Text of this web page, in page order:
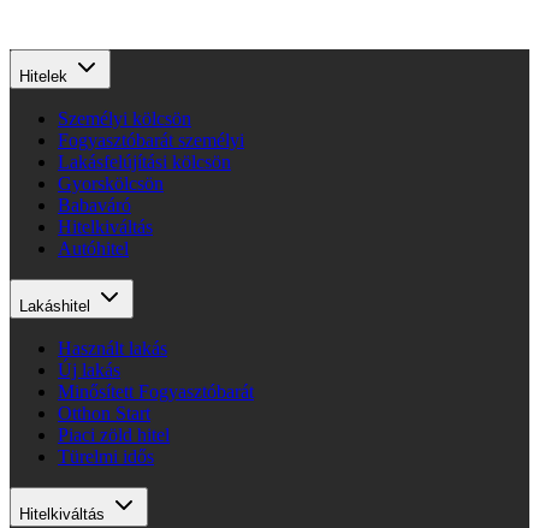
Hitelek
Személyi kölcsön
Fogyasztóbarát személyi
Lakásfelújítási kölcsön
Gyorskölcsön
Babaváró
Hitelkiváltás
Autóhitel
Lakáshitel
Használt lakás
Új lakás
Minősített Fogyasztóbarát
Otthon Start
Piaci zöld hitel
Türelmi idős
Hitelkiváltás